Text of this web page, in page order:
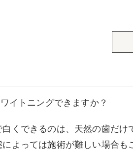
イトニングできますか？
くできるのは、天然の歯だ
よっては施術が難しい場合も